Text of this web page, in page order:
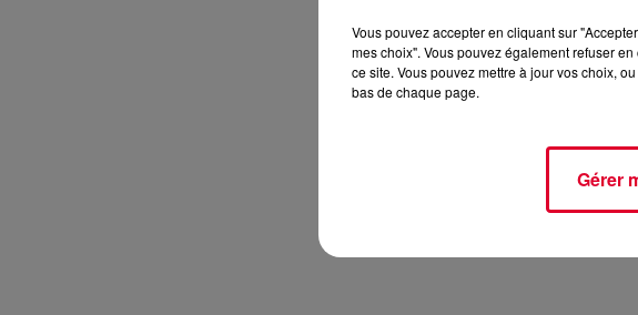
Vous pouvez accepter en cliquant sur
mes choix". Vous pouvez également refuser
ce site. Vous pouvez mettre à jour vos choix,
bas de chaque page.
Gérer